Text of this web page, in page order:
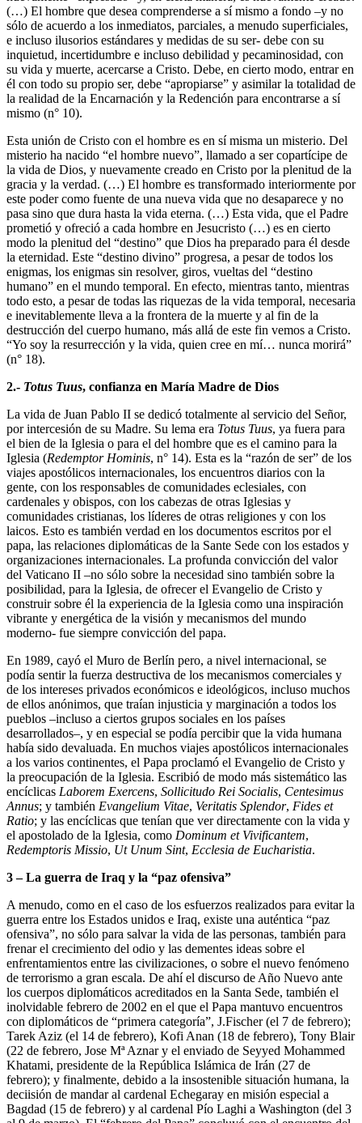
(…) El hombre que desea comprenderse a sí mismo a fondo –y no
sólo de acuerdo a los inmediatos, parciales, a menudo superficiales,
e incluso ilusorios estándares y medidas de su ser- debe con su
inquietud, incertidumbre e incluso debilidad y pecaminosidad, con
su vida y muerte, acercarse a Cristo. Debe, en cierto modo, entrar en
él con todo su propio ser, debe “apropiarse” y asimilar la totalidad de
la realidad de la Encarnación y la Redención para encontrarse a sí
mismo (n° 10).
Esta unión de Cristo con el hombre es en sí misma un misterio. Del
misterio ha nacido “el hombre nuevo”, llamado a ser copartícipe de
la vida de Dios, y nuevamente creado en Cristo por la plenitud de la
gracia y la verdad. (…) El hombre es transformado interiormente por
este poder como fuente de una nueva vida que no desaparece y no
pasa sino que dura hasta la vida eterna. (…) Esta vida, que el Padre
prometió y ofreció a cada hombre en Jesucristo (…) es en cierto
modo la plenitud del “destino” que Dios ha preparado para él desde
la eternidad. Este “destino divino” progresa, a pesar de todos los
enigmas, los enigmas sin resolver, giros, vueltas del “destino
humano” en el mundo temporal. En efecto, mientras tanto, mientras
todo esto, a pesar de todas las riquezas de la vida temporal, necesaria
e inevitablemente lleva a la frontera de la muerte y al fin de la
destrucción del cuerpo humano, más allá de este fin vemos a Cristo.
“Yo soy la resurrección y la vida, quien cree en mí… nunca morirá”
(n° 18).
2.- Totus Tuus, confianza en María Madre de Dios
La vida de Juan Pablo II se dedicó totalmente al servicio del Señor,
por intercesión de su Madre. Su lema era Totus Tuus, ya fuera para
el bien de la Iglesia o para el del hombre que es el camino para la
Iglesia (Redemptor Hominis, n° 14). Esta es la “razón de ser” de los
viajes apostólicos internacionales, los encuentros diarios con la
gente, con los responsables de comunidades eclesiales, con
cardenales y obispos, con los cabezas de otras Iglesias y
comunidades cristianas, los líderes de otras religiones y con los
laicos. Esto es también verdad en los documentos escritos por el
papa, las relaciones diplomáticas de la Sante Sede con los estados y
organizaciones internacionales. La profunda convicción del valor
del Vaticano II –no sólo sobre la necesidad sino también sobre la
posibilidad, para la Iglesia, de ofrecer el Evangelio de Cristo y
construir sobre él la experiencia de la Iglesia como una inspiración
vibrante y energética de la visión y mecanismos del mundo
moderno- fue siempre convicción del papa.
En 1989, cayó el Muro de Berlín pero, a nivel internacional, se
podía sentir la fuerza destructiva de los mecanismos comerciales y
de los intereses privados económicos e ideológicos, incluso muchos
de ellos anónimos, que traían injusticia y marginación a todos los
pueblos –incluso a ciertos grupos sociales en los países
desarrollados–, y en especial se podía percibir que la vida humana
había sido devaluada. En muchos viajes apostólicos internacionales
a los varios continentes, el Papa proclamó el Evangelio de Cristo y
la preocupación de la Iglesia. Escribió de modo más sistemático las
encíclicas Laborem Exercens, Sollicitudo Rei Socialis, Centesimus
Annus; y también Evangelium Vitae, Veritatis Splendor, Fides et
Ratio; y las encíclicas que tenían que ver directamente con la vida y
el apostolado de la Iglesia, como Dominum et Vivificantem,
Redemptoris Missio, Ut Unum Sint, Ecclesia de Eucharistia.
3 – La guerra de Iraq y la “paz ofensiva”
A menudo, como en el caso de los esfuerzos realizados para evitar la
guerra entre los Estados unidos e Iraq, existe una auténtica “paz
ofensiva”, no sólo para salvar la vida de las personas, también para
frenar el crecimiento del odio y las dementes ideas sobre el
enfrentamientos entre las civilizaciones, o sobre el nuevo fenómeno
de terrorismo a gran escala. De ahí el discurso de Año Nuevo ante
los cuerpos diplomáticos acreditados en la Santa Sede, también el
inolvidable febrero de 2002 en el que el Papa mantuvo encuentros
con diplomáticos de “primera categoría”, J.Fischer (el 7 de febrero);
Tarek Aziz (el 14 de febrero), Kofi Anan (18 de febrero), Tony Blair
(22 de febrero, Jose Mª Aznar y el enviado de Seyyed Mohammed
Khatami, presidente de la República Islámica de Irán (27 de
febrero); y finalmente, debido a la insostenible situación humana, la
deciisión de mandar al cardenal Echegaray en misión especial a
Bagdad (15 de febrero) y al cardenal Pío Laghi a Washington (del 3